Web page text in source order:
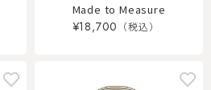
Made to Measure
¥18,700